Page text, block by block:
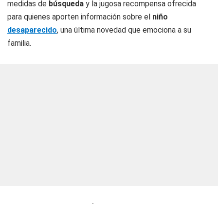
medidas de búsqueda y la jugosa recompensa ofrecida
para quienes aporten información sobre el niño
desaparecido, una última novedad que emociona a su
familia.